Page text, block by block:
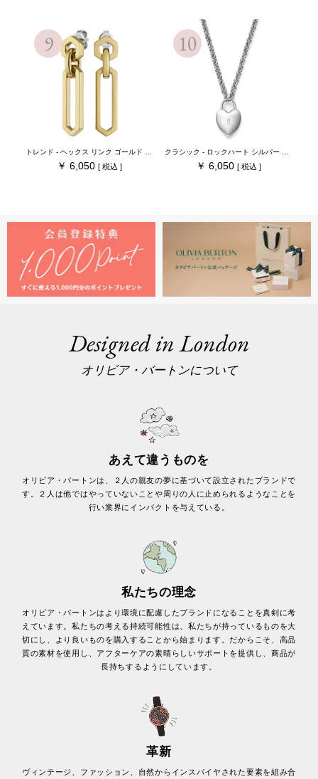
6,050 6,050
Designed in London
オリビア・バートンについて
あえて違うものを
オリビア・バートンは、２人の親友の夢に基づいて設立されたブランドで
す。２人は他ではやっていないことや周りの人に止められるようなことを
行い業界にインパクトを与えている。
私たちの理念
オリビア・バートンはより環境に配慮したブランドになることを真剣に考
えています。私たちの考える持続可能性は、私たちが持っているものを大
切にし、より良いものを購入することから始まります。だからこそ、高品
質の素材を使用し、アフターケアの素晴らしいサポートを提供し、商品が
長持ちするようにしています。
革新
ヴィンテージ、ファッション、自然からインスパイヤされた要素を組み合